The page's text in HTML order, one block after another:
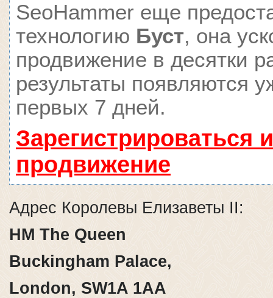
SeoHammer еще
технологию Буст, она
продвижение в десятки
результаты появляются
первых 7 дней.
Зарегистрироваться
продвижение
Адрес Королевы Елизаветы II:
HM The Queen
Buckingham Palace,
London, SW1A 1AA